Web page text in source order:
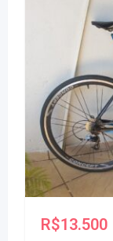
R$13.500